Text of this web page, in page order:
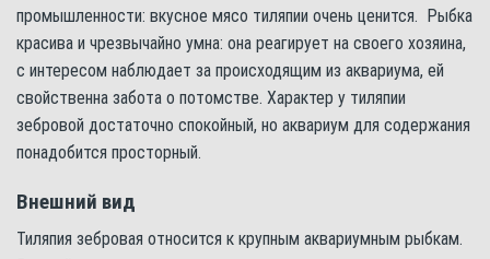
промышленности: вкусное мясо тиляпии очень ценится. Рыбка
красива и чрезвычайно умна: она реагирует на своего хозяина,
с интересом наблюдает за происходящим из аквариума, ей
свойственна забота о потомстве. Характер у тиляпии
зебровой достаточно спокойный, но аквариум для содержания
понадобится просторный.
Внешний вид
Тиляпия зебровая относится к крупным аквариумным рыбкам.